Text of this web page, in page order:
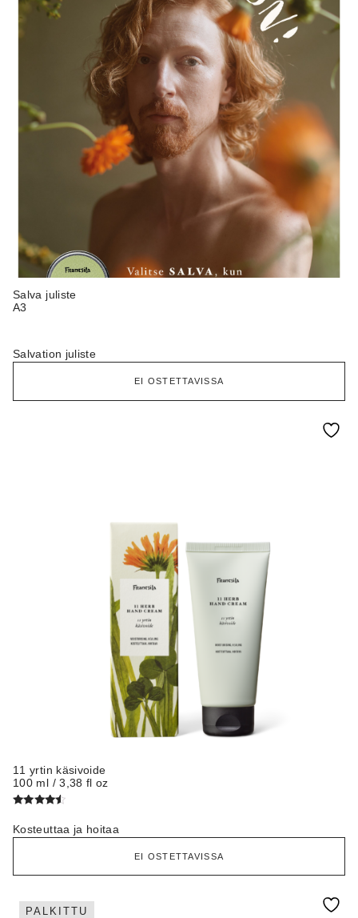
Salva juliste
A3
Salvation juliste
EI OSTETTAVISSA
11 yrtin käsivoide
100 ml / 3,38 fl oz
tuotteesta:
4.33/ 5
Kosteuttaa ja hoitaa
EI OSTETTAVISSA
PALKITTU